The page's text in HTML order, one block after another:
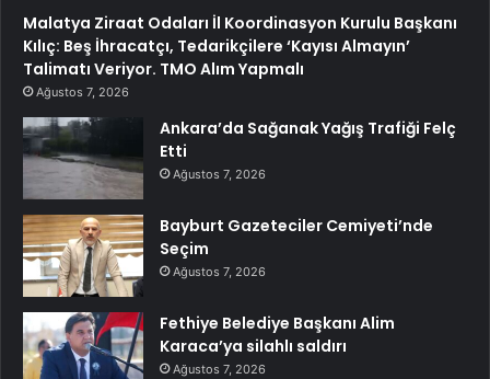
Malatya Ziraat Odaları İl Koordinasyon Kurulu Başkanı
Kılıç: Beş İhracatçı, Tedarikçilere ‘Kayısı Almayın’
Talimatı Veriyor. TMO Alım Yapmalı
Ağustos 7, 2026
Ankara’da Sağanak Yağış Trafiği Felç
Etti
Ağustos 7, 2026
Bayburt Gazeteciler Cemiyeti’nde
Seçim
Ağustos 7, 2026
Fethiye Belediye Başkanı Alim
Karaca’ya silahlı saldırı
Ağustos 7, 2026